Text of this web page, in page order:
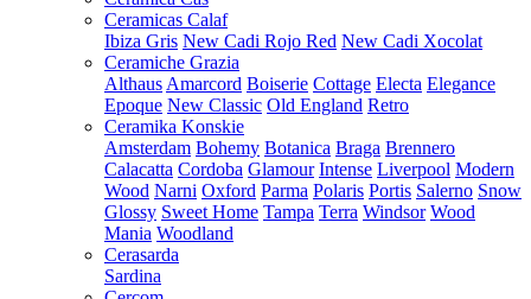
Ceramicas Calaf
Ibiza Gris New Cadi Rojo Red New Cadi Xocolat
Ceramiche Grazia
Althaus Amarcord Boiserie Cottage Electa Elegance
Epoque New Classic Old England Retro
Ceramika Konskie
Amsterdam Bohemy Botanica Braga Brennero
Calacatta Cordoba Glamour Intense Liverpool Modern
Wood Narni Oxford Parma Polaris Portis Salerno Snow
Glossy Sweet Home Tampa Terra Windsor Wood
Mania Woodland
Cerasarda
Sardina